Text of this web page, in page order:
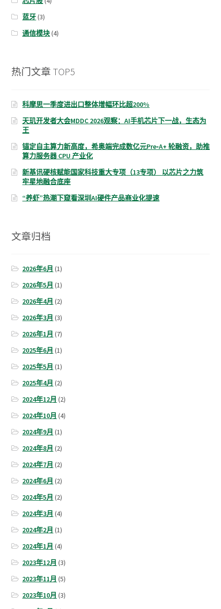
蓝牙(3)
通信模块(4)
热门文章 TOP5
科摩思一季度进出口整体增幅环比超200%
天玑开发者大会MDDC 2026观察：AI手机芯片下一战，生态为
王
锚定自主算力新高度，希奥端完成数亿元Pre‑A+ 轮融资，助推
算力服务器 CPU 产业化
新基讯硬核赋能国家科技重大专项（13专项） 以芯片之力筑
牢星地融合底座
“养虾”热潮下窥看深圳AI硬件产品商业化提速
文章归档
2026年6月 (1)
2026年5月 (1)
2026年4月 (2)
2026年3月 (3)
2026年1月 (7)
2025年6月 (1)
2025年5月 (1)
2025年4月 (2)
2024年12月 (2)
2024年10月 (4)
2024年9月 (1)
2024年8月 (2)
2024年7月 (2)
2024年6月 (2)
2024年5月 (2)
2024年3月 (4)
2024年2月 (1)
2024年1月 (4)
2023年12月 (3)
2023年11月 (5)
2023年10月 (3)